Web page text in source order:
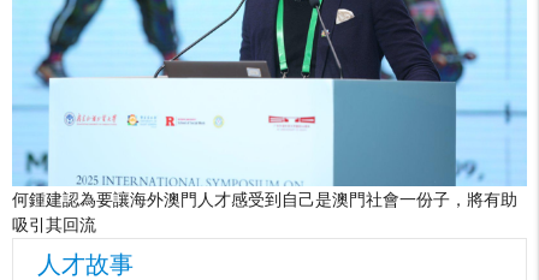
何鍾建認為要讓海外澳門人才感受到自己是澳門社會一份子，將有助
吸引其回流
人才故事